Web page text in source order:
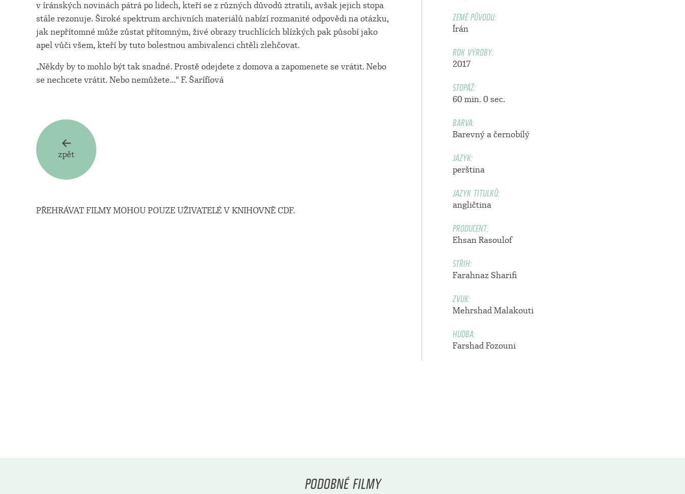
v íránských novinách pátrá po lidech, kteří se z různých důvodů ztratili, avšak jejich stopa
stále rezonuje. Široké spektrum archivních materiálů nabízí rozmanité odpovědi na otázku,
jak nepřítomné může zůstat přítomným, živé obrazy truchlících blízkých pak působí jako
apel vůči všem, kteří by tuto bolestnou ambivalenci chtěli zlehčovat.
„Někdy by to mohlo být tak snadné. Prostě odejdete z domova a zapomenete se vrátit. Nebo
se nechcete vrátit. Nebo nemůžete..." F. Šarífíová
ZEMĚ PŮVODU:
Írán
ROK VÝROBY:
2017
STOPÁŽ:
60 min. 0 sec.
BARVA:
Barevný a černobílý
JAZYK:
perština
JAZYK TITULKŮ:
angličtina
PRODUCENT:
Ehsan Rasoulof
STŘIH:
Farahnaz Sharifi
ZVUK:
Mehrshad Malakouti
HUDBA:
Farshad Fozouni
zpět
PŘEHRÁVAT FILMY MOHOU POUZE UŽIVATELÉ V KNIHOVNĚ CDF.
PODOBNÉ FILMY